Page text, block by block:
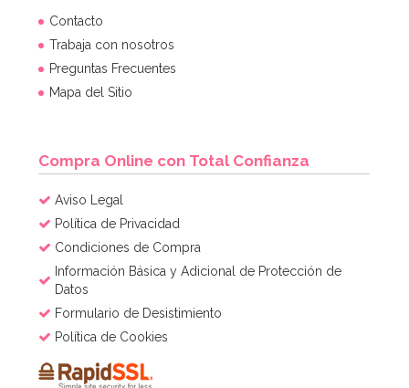
Molde Plástico Cerebro 19,5 cm
4,95€
AÑADIR
Contacto
Trabaja con nosotros
Preguntas Frecuentes
Mapa del Sitio
Compra Online con Total Confianza
Aviso Legal
Política de Privacidad
Condiciones de Compra
Información Básica y Adicional de Protección de
Datos
Formulario de Desistimiento
Política de Cookies